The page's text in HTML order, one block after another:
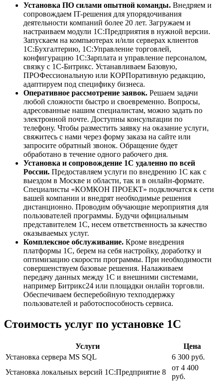
Установка ПО силами опытной команды. Внедряем и
сопровождаем IT-решения для упорядочивания
деятельности компаний более 20 лет. Загружаем и
настраиваем модули 1С:Предприятия в нужной версии.
Запускаем на компьютерах и/или серверах клиентов
1С:Бухгалтерию, 1С:Управление торговлей,
конфигурацию 1С:Зарплата и управление персоналом,
связку с 1С-Битрикс. Устанавливаем Базовую,
ПРОФессиональную или КОРПоративную редакцию,
адаптируем под специфику бизнеса.
Оперативное рассмотрение заявок. Решаем задачи
любой сложности быстро и своевременно. Вопросы,
адресованные нашим специалистам, можно задать по
электронной почте. Доступны консультации по
телефону. Чтобы разместить заявку на оказание услуги,
свяжитесь с нами через форму заказа на сайте или
запросите обратный звонок. Обращение будет
обработано в течение одного рабочего дня.
Установка и сопровождение 1С удаленно по всей
России. Предоставляем услуги по внедрению 1С как с
выездом в Москве и области, так и в онлайн-формате.
Специалисты «КОМКОН ПРОЕКТ» подключатся к сети
вашей компании и внедрят необходимые решения
дистанционно. Проводим обучающие мероприятия для
пользователей программы. Будучи официальным
представителем 1С, несем ответственность за качество
оказываемых услуг.
Комплексное обслуживание. Кроме внедрения
платформы 1С, берем на себя настройку, доработку и
оптимизацию скорости программы. При необходимости
совершенствуем базовые решения. Налаживаем
передачу данных между 1С и внешними системами,
например Битрикс24 или площадки онлайн торговли.
Обеспечиваем бесперебойную техподдержку
пользователей и работоспособность сервиса.
Стоимость услуг по установке 1С
Услуги
Цена
Установка сервера MS SQL
6 300 руб.
Установка локальных версий 1С:Предприятие 8
от 4 400
руб.